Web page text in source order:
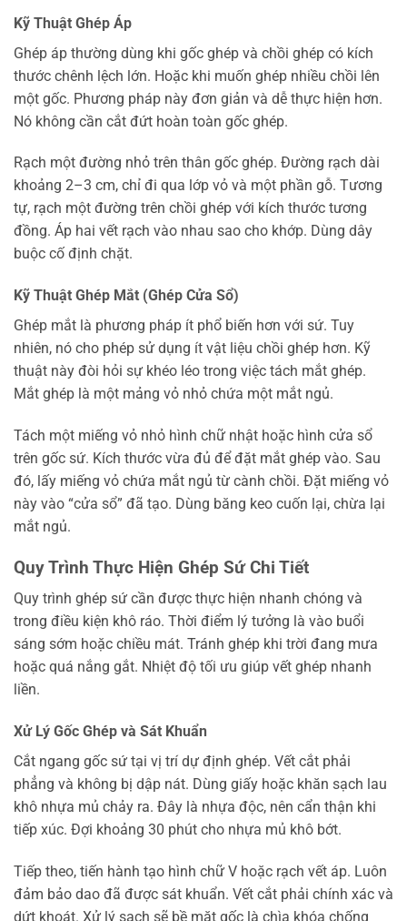
Kỹ Thuật Ghép Áp
Ghép áp thường dùng khi gốc ghép và chồi ghép có kích
thước chênh lệch lớn. Hoặc khi muốn ghép nhiều chồi lên
một gốc. Phương pháp này đơn giản và dễ thực hiện hơn.
Nó không cần cắt đứt hoàn toàn gốc ghép.
Rạch một đường nhỏ trên thân gốc ghép. Đường rạch dài
khoảng 2–3 cm, chỉ đi qua lớp vỏ và một phần gỗ. Tương
tự, rạch một đường trên chồi ghép với kích thước tương
đồng. Áp hai vết rạch vào nhau sao cho khớp. Dùng dây
buộc cố định chặt.
Kỹ Thuật Ghép Mắt (Ghép Cửa Sổ)
Ghép mắt là phương pháp ít phổ biến hơn với sứ. Tuy
nhiên, nó cho phép sử dụng ít vật liệu chồi ghép hơn. Kỹ
thuật này đòi hỏi sự khéo léo trong việc tách mắt ghép.
Mắt ghép là một mảng vỏ nhỏ chứa một mắt ngủ.
Tách một miếng vỏ nhỏ hình chữ nhật hoặc hình cửa sổ
trên gốc sứ. Kích thước vừa đủ để đặt mắt ghép vào. Sau
đó, lấy miếng vỏ chứa mắt ngủ từ cành chồi. Đặt miếng vỏ
này vào “cửa sổ” đã tạo. Dùng băng keo cuốn lại, chừa lại
mắt ngủ.
Quy Trình Thực Hiện Ghép Sứ Chi Tiết
Quy trình ghép sứ cần được thực hiện nhanh chóng và
trong điều kiện khô ráo. Thời điểm lý tưởng là vào buổi
sáng sớm hoặc chiều mát. Tránh ghép khi trời đang mưa
hoặc quá nắng gắt. Nhiệt độ tối ưu giúp vết ghép nhanh
liền.
Xử Lý Gốc Ghép và Sát Khuẩn
Cắt ngang gốc sứ tại vị trí dự định ghép. Vết cắt phải
phẳng và không bị dập nát. Dùng giấy hoặc khăn sạch lau
khô nhựa mủ chảy ra. Đây là nhựa độc, nên cẩn thận khi
tiếp xúc. Đợi khoảng 30 phút cho nhựa mủ khô bớt.
Tiếp theo, tiến hành tạo hình chữ V hoặc rạch vết áp. Luôn
đảm bảo dao đã được sát khuẩn. Vết cắt phải chính xác và
dứt khoát. Xử lý sạch sẽ bề mặt gốc là chìa khóa chống